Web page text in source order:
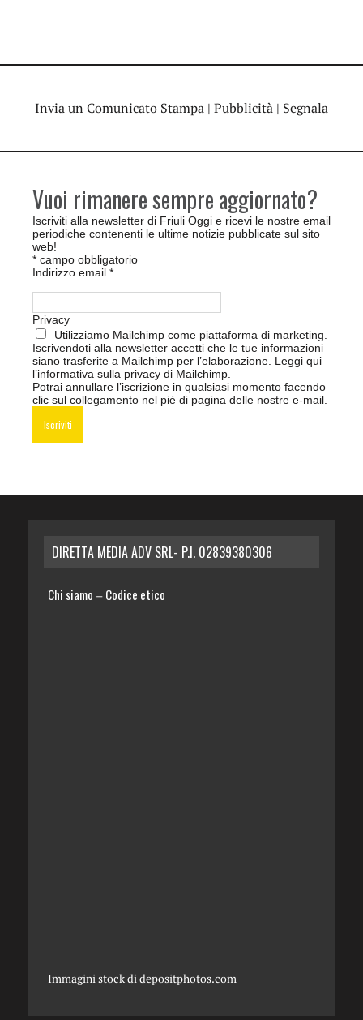
Invia un Comunicato Stampa | Pubblicità | Segnala
Vuoi rimanere sempre aggiornato?
Iscriviti alla newsletter di Friuli Oggi e ricevi le nostre email
periodiche contenenti le ultime notizie pubblicate sul sito
web!
* campo obbligatorio
Indirizzo email *
Privacy
Utilizziamo Mailchimp come piattaforma di marketing.
Iscrivendoti alla newsletter accetti che le tue informazioni
siano trasferite a Mailchimp per l’elaborazione. Leggi qui
l’informativa sulla privacy di Mailchimp
Potrai annullare l’iscrizione in qualsiasi momento facendo
clic sul collegamento nel piè di pagina delle nostre e-mail.
DIRETTA MEDIA ADV SRL- P.I. 02839380306
Chi siamo – Codice etico
Immagini stock di depositphotos.com